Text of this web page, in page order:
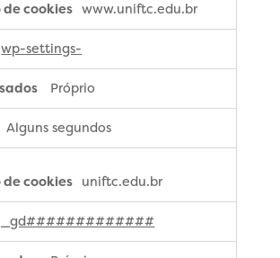
www.uniftc.edu.br
wp-settings-
Próprio
Alguns segundos
uniftc.edu.br
_gd#############